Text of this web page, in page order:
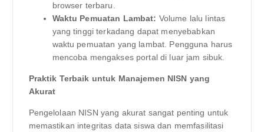
browser terbaru.
Waktu Pemuatan Lambat: Volume lalu lintas
yang tinggi terkadang dapat menyebabkan
waktu pemuatan yang lambat. Pengguna harus
mencoba mengakses portal di luar jam sibuk.
Praktik Terbaik untuk Manajemen NISN yang
Akurat
Pengelolaan NISN yang akurat sangat penting untuk
memastikan integritas data siswa dan memfasilitasi